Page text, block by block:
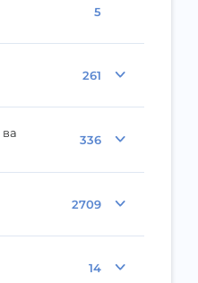
5
261
336
2709
14